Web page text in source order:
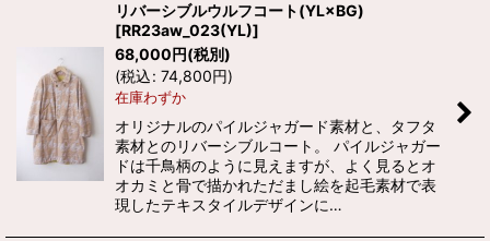
リバーシブルウルフコート(YL×BG)
[RR23aw_023(YL)]
68,000円(税別)
(税込: 74,800円)
在庫わずか
オリジナルのパイルジャガード素材と、タフタ
素材とのリバーシブルコート。 パイルジャガー
ドは千鳥柄のように見えますが、よく見るとオ
オカミと骨で描かれただまし絵を起毛素材で表
現したテキスタイルデザインに…